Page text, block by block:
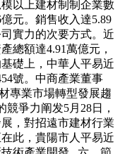
以上建材制制企業數
元。銷售收入達5.89
實力的次要方式。近
總額達4.91萬億元，
礎上，中華人平易近
號。中商產業董事
專業市場轉型發展趨
爭力阐发5月28日，
，對招遠市建材行業
此，貴陽市人平易近